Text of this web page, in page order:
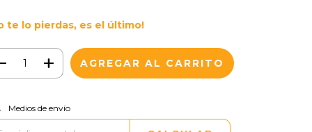
te lo pierdas, es el último!
para el CP:
Medios de envío